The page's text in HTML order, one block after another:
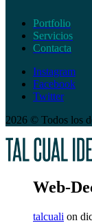
Portfolio
Servicios
Contacta
Instagram
Facebook
Twitter
2026 © Todos los
Web-
talcuali on